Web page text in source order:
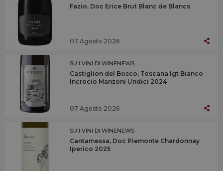
Fazio, Doc Erice Brut Blanc de Blancs
07 Agosto 2026
SU I VINI DI WINENEWS
Castiglion del Bosco, Toscana Igt Bianco
Incrocio Manzoni Undici 2024
07 Agosto 2026
SU I VINI DI WINENEWS
Cantamessa, Doc Piemonte Chardonnay
Iperico 2025